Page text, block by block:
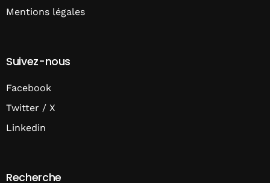
Mentions légales
Suivez-nous
Facebook
Twitter / X
Linkedin
Recherche